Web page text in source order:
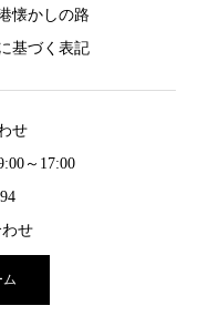
懐かしの路
基づく表記
せ
～17:00
せ
ム